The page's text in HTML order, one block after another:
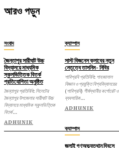
আরও পড়ুন
সংবাদ
জৈন্তাপুর সারীঘাট উচ্চ
বিদ্যালয়ে মাধ্যমিক
স্কুলভিত্তিক বিতর্ক
প্রতিযোগিতা অনুষ্ঠিত
জৈন্তাপুর প্রতিনিধি: সিলেটের
জৈন্তাপুর উপজেলার সারীঘাট উচ্চ
বিদ্যালয়ে মাধ্যমিক স্কুলভিত্তিক
বিতর্ক...
ADHUNIK
ক্যাম্পাস
সাস্ট বিজনেস ক্লাবের নতুন
নেতৃত্বে তাসনিম- নিবির
শাবিপ্রবি প্রতিনিধি: শাহজালাল
বিজ্ঞান ও প্রযুক্তি বিশ্ববিদ্যালয়ের
(শাবিপ্রবি) শীর্ষস্থানীয় কর্পোরেট ও
ব্যবসায়িক...
ADHUNIK
ক্যাম্পাস
জুলাই গণঅভ্যুত্থান দিবসে